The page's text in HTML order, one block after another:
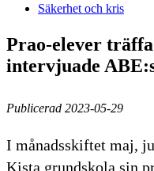
Säkerhet och kris
Prao-elever
intervjuade
Publicerad 2023-05-29
I månadsskiftet maj,
Kista grundskola sin